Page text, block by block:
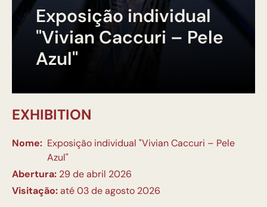
Exposição individual
"Vivian Caccuri – Pele
Azul"
EXHIBITION
Nome: Exposição individual "Vivian Caccuri – Pele
Azul"
Abertura: 29 de abril 2026
Visitação:até 03 de agosto 2026